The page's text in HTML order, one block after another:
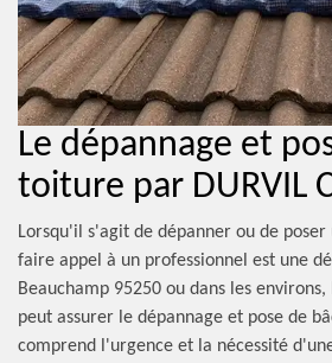
Le dépannage et
toiture par DURVIL
Lorsqu'il s'agit de dépanner ou de
faire appel à un professionnel est une
Beauchamp 95250 ou dans les
peut assurer le dépannage et pose de
comprend l'urgence et la nécessité